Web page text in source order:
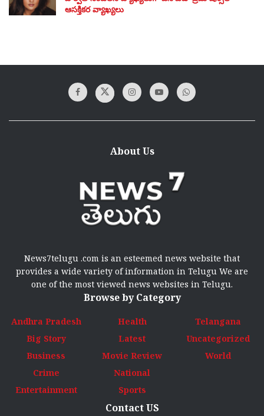
ఆసక్తికర వ్యాఖ్యలు
About Us
News7telugu .com is an esteemed news website that
provides a wide variety of information in Telugu We are
one of the most viewed news websites in Telugu.
Browse by Category
Andhra Pradesh
Big Story
Business
Crime
Entertainment
Health
Latest
Movie Review
National
Sports
Telangana
Uncategorized
World
Contact US